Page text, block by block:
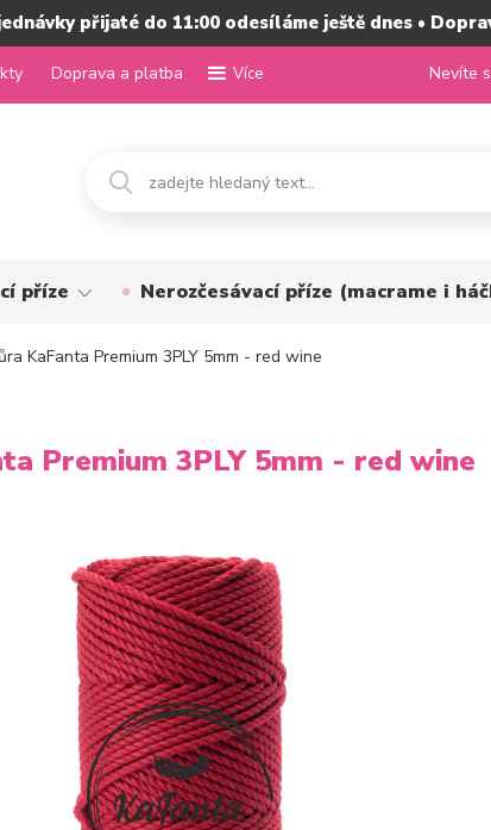
přijaté do 11:00 odesíláme ještě dnes •
Doprava a platba Více Nevíte
příze Nerozčesávací příze (macrame i
KaFanta Premium 3PLY 5mm - red wine
Premium 3PLY 5mm - red wine